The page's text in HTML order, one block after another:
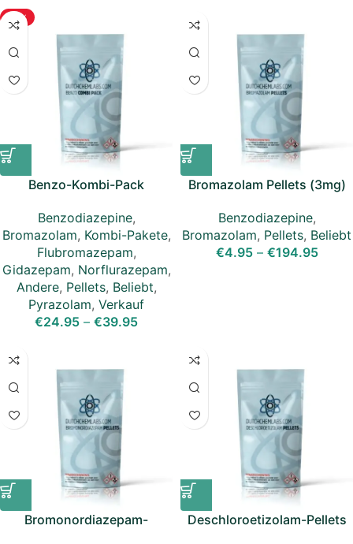
-19%
Benzo-Kombi-Pack
Benzodiazepine,
Bromazolam, Kombi-Pakete,
Flubromazepam,
Gidazepam, Norflurazepam,
Andere, Pellets, Beliebt,
Pyrazolam, Verkauf
€24.95 – €39.95
Bromazolam Pellets (3mg)
Benzodiazepine,
Bromazolam, Pellets, Beliebt
€4.95 – €194.95
Bromonordiazepam-
Deschloroetizolam-Pellets